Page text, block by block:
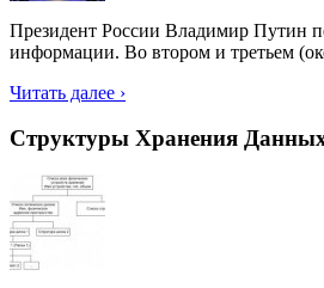
Президент России Владимир Путин
информации. Во втором и третьем
Читать далее ›
Структуры Хранения